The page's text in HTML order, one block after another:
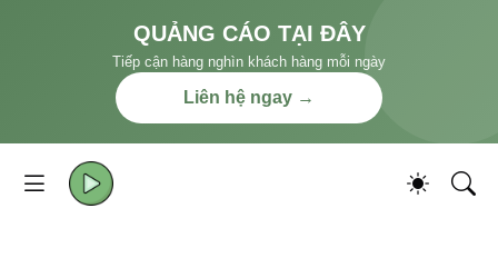
QUẢNG CÁO TẠI ĐÂY
Tiếp cận hàng nghìn khách hàng mỗi ngày
Liên hệ ngay →